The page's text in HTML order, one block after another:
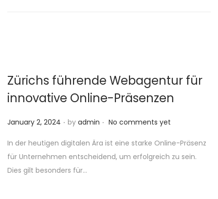
Zürichs führende Webagentur für
innovative Online-Präsenzen
P
s
t
e
January 2, 2024 . by admin . No comments yet
In der heutigen digitalen Ära ist eine starke Online-Präsenz
für Unternehmen entscheidend, um erfolgreich zu sein.
Dies gilt besonders für…